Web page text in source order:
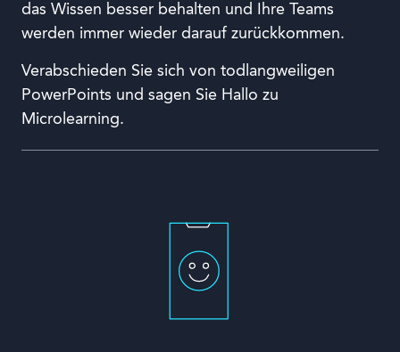
das Wissen besser behalten und Ihre Teams
werden immer wieder darauf zurückkommen.
Verabschieden Sie sich von todlangweiligen
PowerPoints und sagen Sie Hallo zu
Microlearning.